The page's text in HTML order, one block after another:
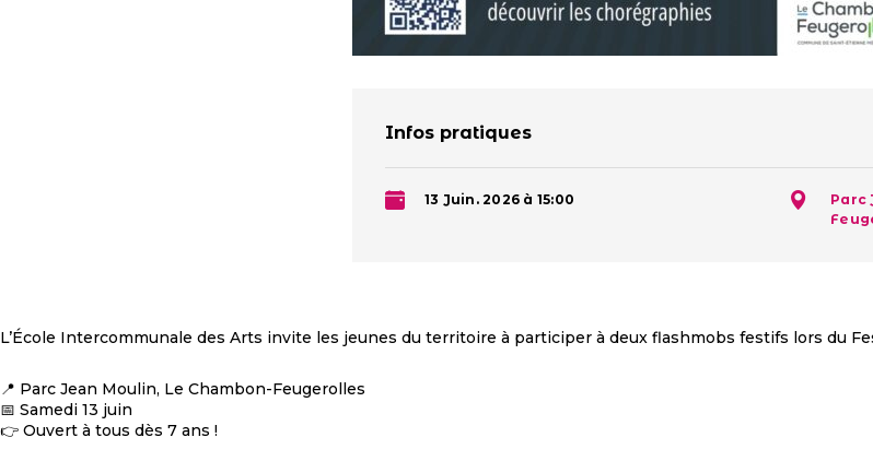
Infos pratiques
Parc
13 Juin. 2026 à 15:00
L’École Intercommunale des Arts invite les jeunes du territoire à participer à deux flashmobs festifs lors du
📍 Parc Jean Moulin, Le Chambon-Feugerolles
📅 Samedi 13 juin
👉 Ouvert à tous dès 7 ans !